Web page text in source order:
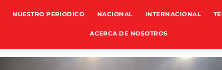
NUESTRO PERIODICO NACIONAL INTERNACIONAL
ACERCA DE NOSOTROS